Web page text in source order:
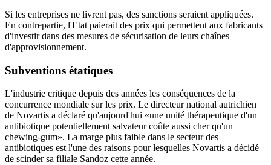
Si les entreprises ne livrent pas, des sanctions seraient appliquées.
En contrepartie, l'Etat paierait des prix qui permettent aux fabricants
d'investir dans des mesures de sécurisation de leurs chaînes
d'approvisionnement.
Subventions étatiques
L'industrie critique depuis des années les conséquences de la
concurrence mondiale sur les prix. Le directeur national autrichien
de Novartis a déclaré qu'aujourd'hui «une unité thérapeutique d'un
antibiotique potentiellement salvateur coûte aussi cher qu'un
chewing-gum». La marge plus faible dans le secteur des
antibiotiques est l'une des raisons pour lesquelles Novartis a décidé
de scinder sa filiale Sandoz cette année.